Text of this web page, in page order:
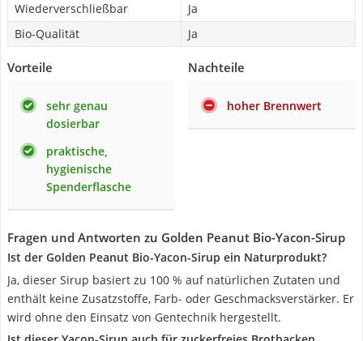
Wiederverschließbar
Ja
Bio-Qualität
Ja
Vorteile
sehr genau
dosierbar
praktische,
hygienische
Spenderflasche
Nachteile
hoher Brennwert
Fragen und Antworten zu Golden Peanut Bio-Yacon-Sirup
Ist der Golden Peanut Bio-Yacon-Sirup ein Naturprodukt?
Ja, dieser Sirup basiert zu 100 % auf natürlichen Zutaten und
enthält keine Zusatzstoffe, Farb- oder Geschmacksverstärker. Er
wird ohne den Einsatz von Gentechnik hergestellt.